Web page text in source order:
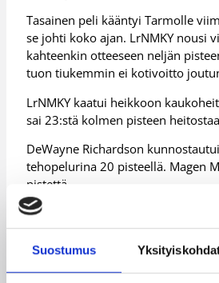
Suostumus
Tasainen peli kääntyi Tarmolle
se johti koko ajan. LrNMKY nousi
kahteenkin otteeseen neljän
tuon tiukemmin ei kotivoitto
LrNMKY kaatui heikkoon
sai 23:stä kolmen pisteen
DeWayne Richardson
tehopelurina 20 pisteellä. Magen
pistettä.
Ilman jalkavaivaista Chanan
LrNMKY:stä Demetrius Brown teki
pistettä.
(STT)